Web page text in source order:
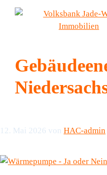
Zum
Inhalt
12. Mai 2026 von HAC-admin